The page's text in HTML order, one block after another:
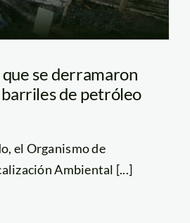
se derramaron
de petróleo
el Organismo de
Ambiental [...]